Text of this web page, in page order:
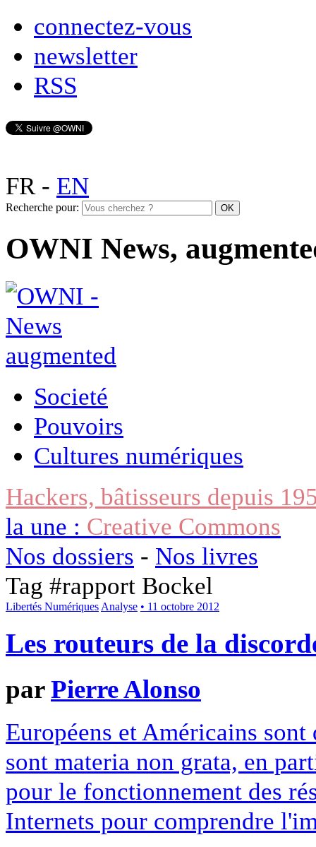
connectez-vous
newsletter
RSS
FR- EN
Recherche pour:
OWNI News,
Societé
Pouvoirs
Cultures numériques
Hackers, bâtisseurs depuis
la une : Creative Commons
Nos dossiers - Nos livres
Tag #rapport Bockel
Libertés Numériques Analyse • 11 octobre 2012
Les routeurs de la
parPierre Alonso
Européens et Américains
sont materia non grata, en
pour le fonctionnement des
Internets pour comprendre